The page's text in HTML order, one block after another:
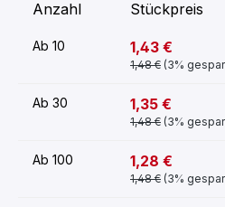
Anzahl Stückpreis
Ab 10 1,43 €
1,48 € (3%
Ab 30 1,35 €
1,48 € (3%
Ab 100 1,28 €
1,48 € (3%